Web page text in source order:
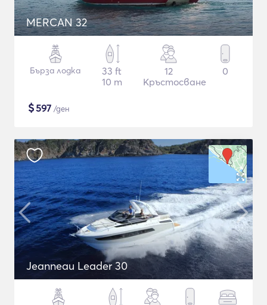
MERCAN 32
Бърза лодка
33 ft
10 m
12
Кръстосване
0
$597 /ден
Jeanneau Leader 30